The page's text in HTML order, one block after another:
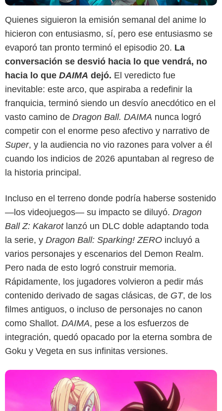
Quienes siguieron la emisión semanal del anime lo
hicieron con entusiasmo, sí, pero ese entusiasmo se
evaporó tan pronto terminó el episodio 20. La
conversación se desvió hacia lo que vendrá, no
hacia lo que DAIMA dejó. El veredicto fue
inevitable: este arco, que aspiraba a redefinir la
franquicia, terminó siendo un desvío anecdótico en el
vasto camino de Dragon Ball. DAIMA nunca logró
competir con el enorme peso afectivo y narrativo de
Super, y la audiencia no vio razones para volver a él
cuando los indicios de 2026 apuntaban al regreso de
la historia principal.
Incluso en el terreno donde podría haberse sostenido
—los videojuegos— su impacto se diluyó. Dragon
Ball Z: Kakarotlanzó un DLC doble adaptando toda
la serie, y Dragon Ball: Sparking! ZERO incluyó a
varios personajes y escenarios del Demon Realm.
Pero nada de esto logró construir memoria.
Rápidamente, los jugadores volvieron a pedir más
contenido derivado de sagas clásicas, de GT, de los
filmes antiguos, o incluso de personajes no canon
como Shallot. DAIMA, pese a los esfuerzos de
integración, quedó opacado por la eterna sombra de
Goku y Vegeta en sus infinitas versiones.
Crunchyroll